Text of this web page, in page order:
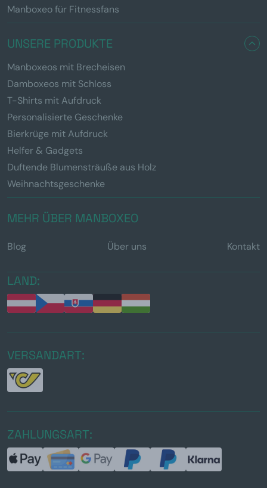
Manboxeo für Fitnessfans
UNSERE PRODUKTE
Manboxeos mit Brecheisen
Damboxeos mit Schloss
T-Shirts mit Aufdruck
Personalisierte Geschenke
Bierkrüge mit Aufdruck
Helfer & Gadgets
Duftende Blumensträuße aus Holz
Weihnachtsgeschenke
MEHR ÜBER MANBOXEO
Blog Über uns Kontakt
LAND:
VERSANDART:
ZAHLUNGSART: